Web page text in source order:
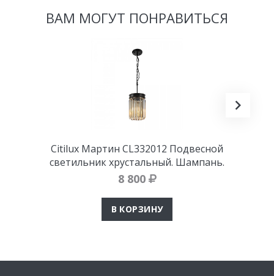
ВАМ МОГУТ ПОНРАВИТЬСЯ
Citilux Мартин CL332012 Подвесной
светильник хрустальный. Шампань.
8 800
В КОРЗИНУ